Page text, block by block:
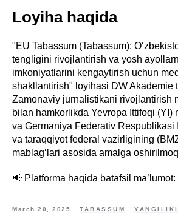
Loyiha haqida
"EU Tabassum (Tabassum):
tengligini rivojlantirish va yosh
imkoniyatlarini kengaytirish uchun
shakllantirish" loyihasi DW Akademie
Zamonaviy jurnalistikani rivojlantirish
bilan hamkorlikda Yevropa Ittifoqi (YI)
va Germaniya Federativ Respublikasi
va taraqqiyot federal vazirligining
mablag‘lari asosida amalga
📢 Platforma haqida batafsil ma’lumot:
March 20, 2025 TABASSUM